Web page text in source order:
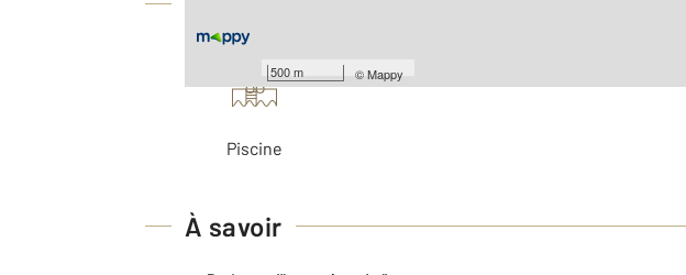
500 m ©Mappy
Piscine
À savoir